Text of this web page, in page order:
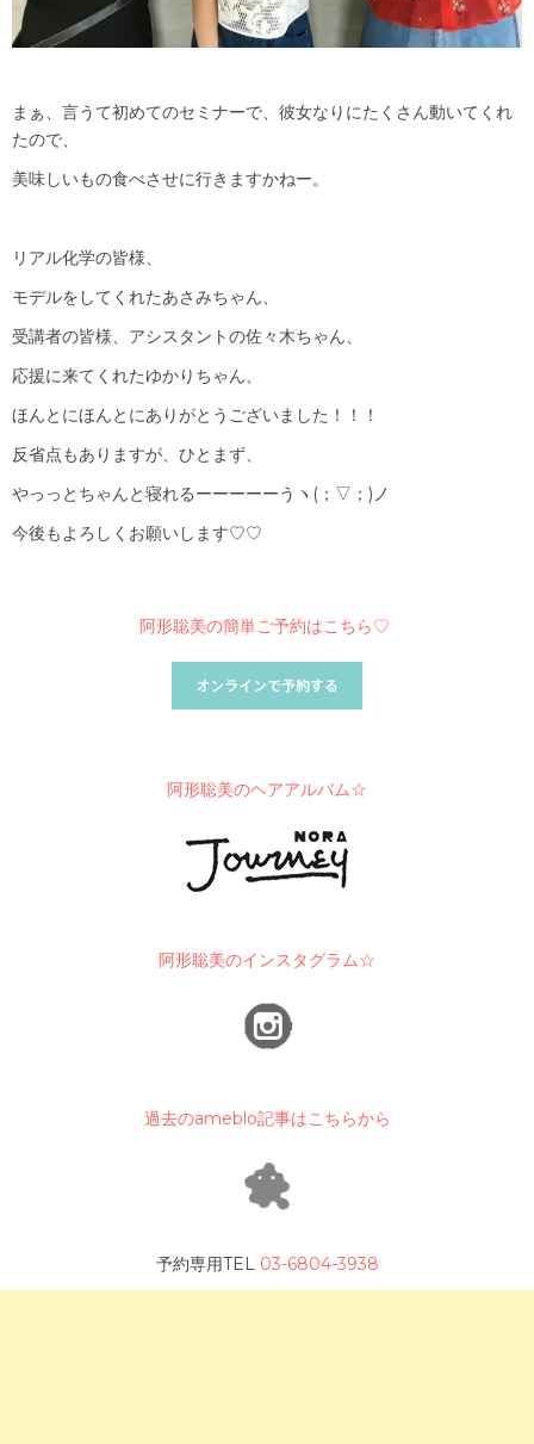
まぁ、言うて初めてのセミナーで、彼女なりにたくさん動いてくれ
たので、
美味しいもの食べさせに行きますかねー。
リアル化学の皆様、
モデルをしてくれたあさみちゃん、
受講者の皆様、アシスタントの佐々木ちゃん、
応援に来てくれたゆかりちゃん、
ほんとにほんとにありがとうございました！！！
反省点もありますが、ひとまず、
やっっとちゃんと寝れるーーーーーうヽ(；▽；)ノ
今後もよろしくお願いします♡♡
阿形聡美の簡単ご予約はこちら♡
阿形聡美のヘアアルバム☆
阿形聡美のインスタグラム☆
過去のameblo記事はこちらから
予約専用TEL 03-6804-3938